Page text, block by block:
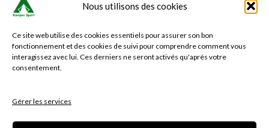
Nous utilisons des cookies
Ce site web utilise des cookies essentiels pour assurer son bon
fonctionnement et des cookies de suivi pour comprendre comment vous
interagissez avec lui. Ces derniers ne seront activés qu'après votre
consentement.
Gérer les services
Panier
Nous contacter
Faq